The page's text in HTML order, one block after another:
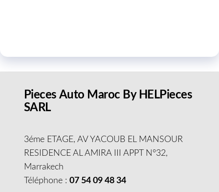
Pieces Auto Maroc By HELPieces
SARL
3éme ETAGE, AV YACOUB EL MANSOUR
RESIDENCE AL AMIRA III APPT N°32,
Marrakech
Téléphone : 07 54 09 48 34